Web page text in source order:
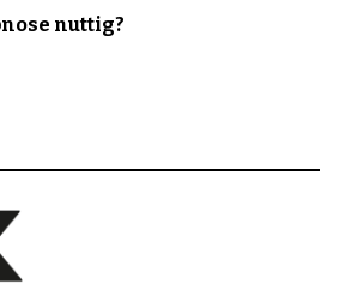
nuttig?